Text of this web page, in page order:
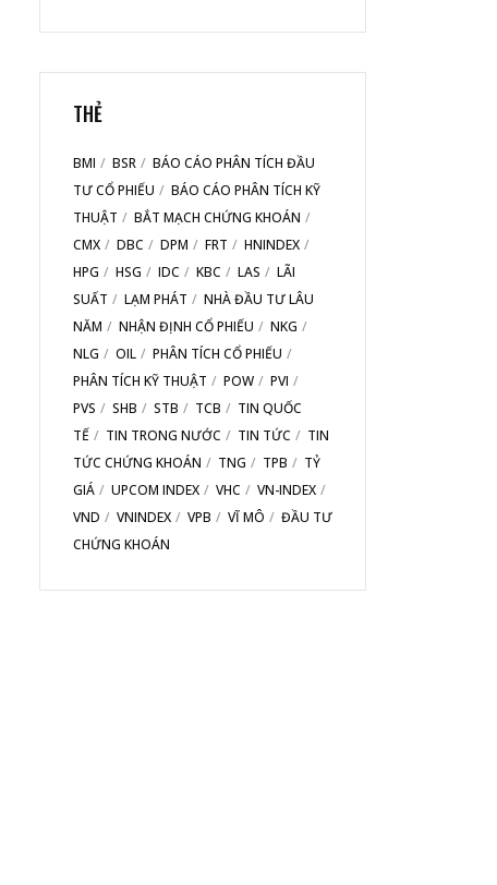
THẺ
BMI BSR
BÁO CÁO PHÂN TÍCH ĐẦU
TƯ CỔ PHIẾU
BÁO CÁO PHÂN TÍCH KỸ
THUẬT
BẮT MẠCH CHỨNG KHOÁN
CMX
DBC DPM FRT
HNINDEX
HPG
HSG IDC KBC LAS
LÃI
SUẤT
LẠM PHÁT
NHÀ ĐẦU TƯ LÂU
NĂM
NHẬN ĐỊNH CỔ PHIẾU
NKG
NLG
OIL
PHÂN TÍCH CỔ PHIẾU
PHÂN TÍCH KỸ THUẬT
POW
PVI
PVS
SHB STB TCB
TIN QUỐC
TẾ
TIN TRONG NƯỚC TIN TỨC
TIN
TỨC CHỨNG KHOÁN
TNG TPB
TỶ
GIÁ
UPCOM INDEX VHC
VN-INDEX
VND
VNINDEX VPB VĨ MÔ
ĐẦU TƯ
CHỨNG KHOÁN